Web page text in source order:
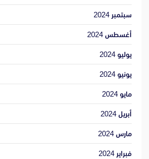
سبتمبر 2024
أغسطس 2024
يوليو 2024
يونيو 2024
مايو 2024
أبريل 2024
مارس 2024
فبراير 2024